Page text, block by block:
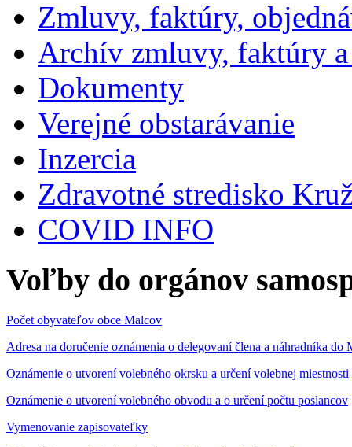
Zmluvy, faktúry,
Archív zmluvy, faktúry
Dokumenty
Verejné obstarávanie
Inzercia
Zdravotné stredisko
COVID INFO
Voľby do orgánov
Počet obyvateľov obce Malcov
Adresa na doručenie oznámenia o delegovaní člena a náhradníka
Oznámenie o utvorení volebného okrsku a určení volebnej miestnosti
Oznámenie o utvorení volebného obvodu a o určení počtu poslancov
Vymenovanie zapisovateľky